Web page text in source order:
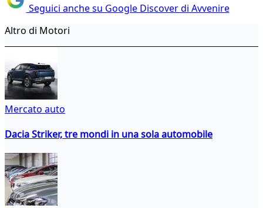
Seguici anche su Google Discover di Avvenire
Altro di Motori
Mercato auto
Dacia Striker, tre mondi in una sola automobile